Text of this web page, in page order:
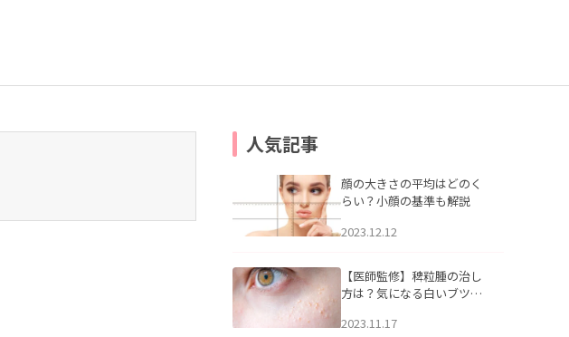
人気記事
顔の大きさの平均はどのく
らい？小顔の基準も解説
2023.12.12
【医師監修】稗粒腫の治し
方は？気になる白いブツブ
アについて
2023.11.17